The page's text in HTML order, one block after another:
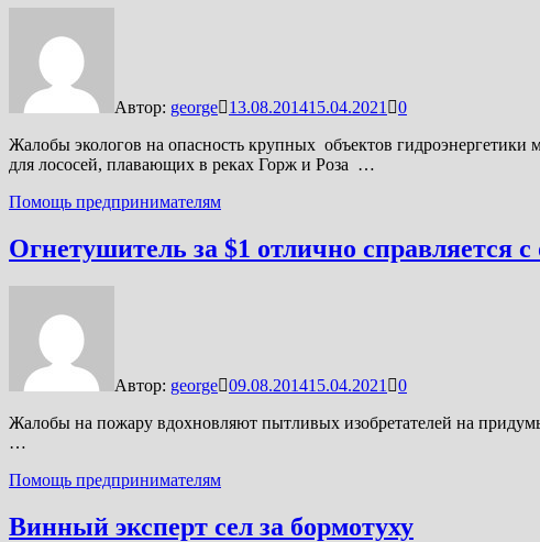
Автор: george 13.08.201415.04.2021
0
Жалобы экологов на опасность крупных объектов
для лососей, плавающих в реках Горж и Роза …
Помощь предпринимателям
Огнетушитель за $1 отлично справляется с
Автор: george 09.08.201415.04.2021
0
Жалобы на пожару вдохновляют пытливых изобретателей на
…
Помощь предпринимателям
Винный эксперт сел за бормотуху